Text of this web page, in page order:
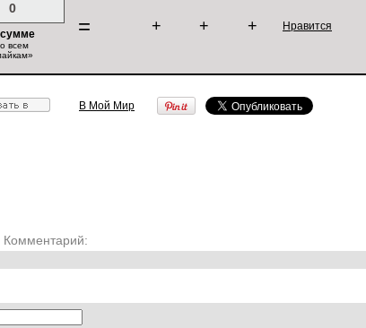
0
всем
= + + + Нравится
В Мой Мир
Комментарий: